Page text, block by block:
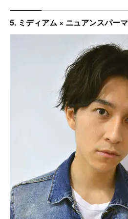
5. ミディアム × ニュアンスパーマ